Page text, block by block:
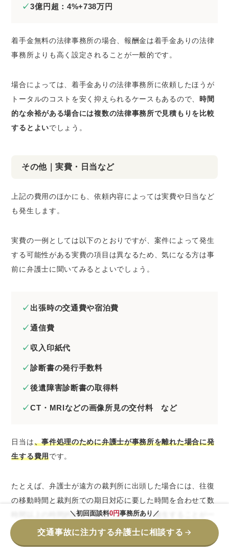
3億円超：4%+738万円
着手金無料の法律事務所の場合、報酬金は着手金ありの法律
事務所よりも高く設定されることが一般的です。
場合によっては、着手金ありの法律事務所に依頼したほうが
トータルのコストを安く抑えられるケースもあるので、 時間
的な余裕がある場合には複数の法律事務所で見積もりを比較
するとよいでしょう。
その他｜実費・日当など
上記の費用のほかにも、依頼内容によっては実費や日当など
も発生します。
実費の一例としては以下のとおりですが、案件によって発生
する可能性がある実費の項目は異なるため、気になる方は事
前に弁護士に聞いてみるとよいでしょう。
出張時の交通費や宿泊費
通信費
収入印紙代
診断書の発行手数料
後遺障害診断書の取得料
CT・MRIなどの画像所見の交付料 など
日当は、事件処理のために弁護士が事務所を離れた場合に発
生する費用です。
たとえば、弁護士が遠方の裁判所に出頭した場合には、往復
の移動時間と裁判所での期日対応に要した時間を合わせて数
時間以上の時間的拘束があるため、日当が発生することが一
般的です。
＼初回面談料0円事務所あり／
交通事故に注力する弁護士に相談する